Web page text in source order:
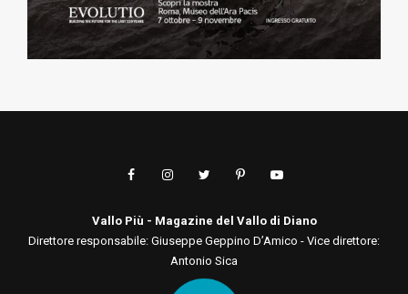
Vallo Più - Magazine del Vallo di Diano
Direttore responsabile: Giuseppe Geppino D’Amico - Vice direttore:
Antonio Sica